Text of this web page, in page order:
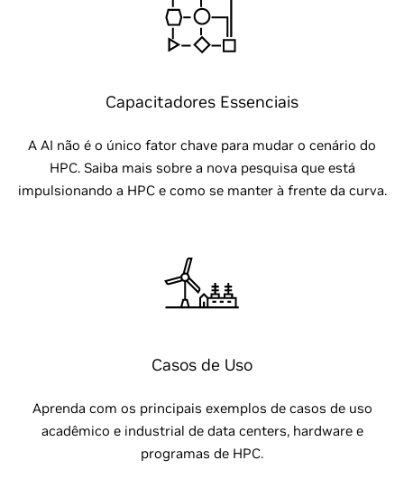
Capacitadores Essenciais
A AI não é o único fator chave para mudar o cenário do
HPC. Saiba mais sobre a nova pesquisa que está
impulsionando a HPC e como se manter à frente da curva.
Casos de Uso
Aprenda com os principais exemplos de casos de uso
acadêmico e industrial de data centers, hardware e
programas de HPC.